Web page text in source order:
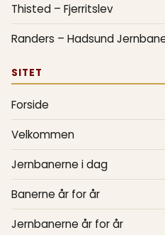
Thisted – Fjerritslev
Randers – Hadsund
SITET
Forside
Velkommen
Jernbanerne i dag
Banerne år for år
Jernbanerne år for år